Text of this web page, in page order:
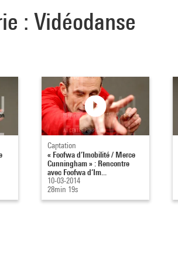
: Vidéodanse
Captation
« Foofwa d’Imobilité / Merce
Cunningham » : Rencontre
avec Foofwa d’Im...
10-03-2014
28min 19s